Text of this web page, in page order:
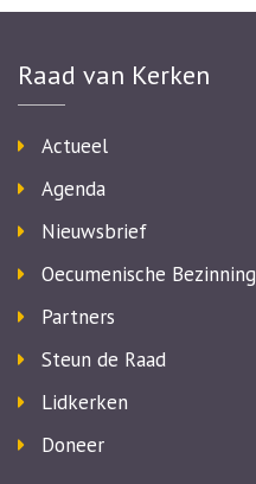
Raad van Kerken
Actueel
Agenda
Nieuwsbrief
Oecumenische Bezinning
Partners
Steun de Raad
Lidkerken
Doneer